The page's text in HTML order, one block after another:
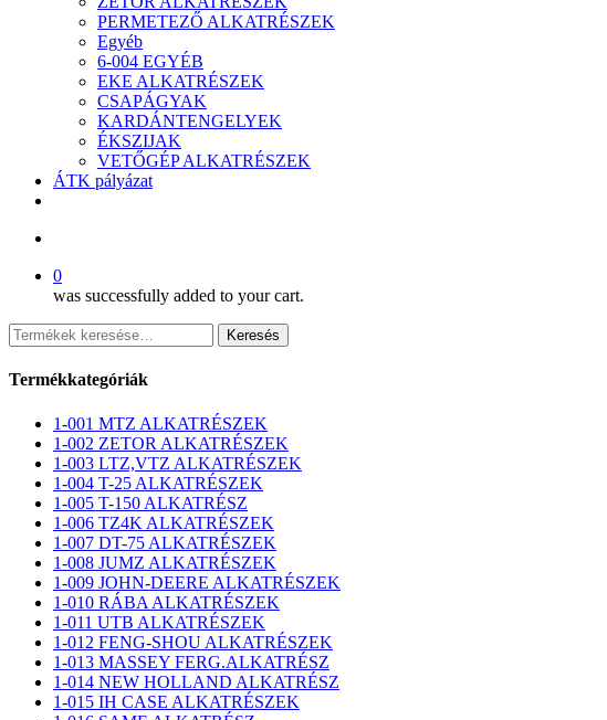
PERMETEZŐ ALKATRÉSZEK
Egyéb
6-004 EGYÉB
EKE ALKATRÉSZEK
CSAPÁGYAK
KARDÁNTENGELYEK
ÉKSZIJAK
VETŐGÉP ALKATRÉSZEK
ÁTK pályázat
0
was successfully added to your cart.
Keresés
a
következőre:
Keresés
Termékkategóriák
1-001 MTZ ALKATRÉSZEK
1-002 ZETOR ALKATRÉSZEK
1-003 LTZ,VTZ ALKATRÉSZEK
1-004 T-25 ALKATRÉSZEK
1-005 T-150 ALKATRÉSZ
1-006 TZ4K ALKATRÉSZEK
1-007 DT-75 ALKATRÉSZEK
1-008 JUMZ ALKATRÉSZEK
1-009 JOHN-DEERE ALKATRÉSZEK
1-010 RÁBA ALKATRÉSZEK
1-011 UTB ALKATRÉSZEK
1-012 FENG-SHOU ALKATRÉSZEK
1-013 MASSEY FERG.ALKATRÉSZ
1-014 NEW HOLLAND ALKATRÉSZ
1-015 IH CASE ALKATRÉSZEK